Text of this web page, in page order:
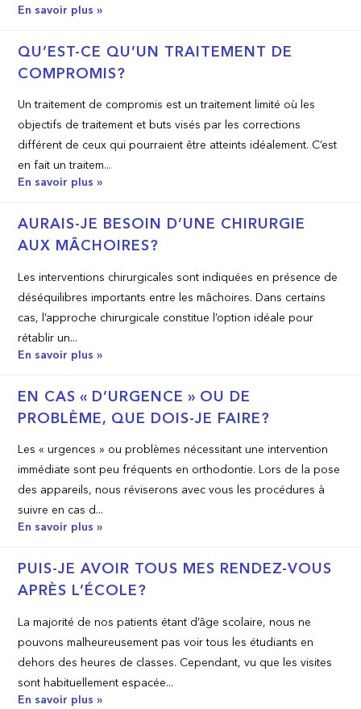
En savoir plus »
QU’EST-CE QU’UN TRAITEMENT DE
COMPROMIS?
Un traitement de compromis est un traitement limité où les
objectifs de traitement et buts visés par les corrections
différent de ceux qui pourraient être atteints idéalement. C’est
en fait un traitem...
En savoir plus »
AURAIS-JE BESOIN D’UNE CHIRURGIE
AUX MÂCHOIRES?
Les interventions chirurgicales sont indiquées en présence de
déséquilibres importants entre les mâchoires. Dans certains
cas, l’approche chirurgicale constitue l’option idéale pour
rétablir un...
En savoir plus »
EN CAS « D’URGENCE » OU DE
PROBLÈME, QUE DOIS-JE FAIRE?
Les « urgences » ou problèmes nécessitant une intervention
immédiate sont peu fréquents en orthodontie. Lors de la pose
des appareils, nous réviserons avec vous les procédures à
suivre en cas d...
En savoir plus »
PUIS-JE AVOIR TOUS MES RENDEZ-VOUS
APRÈS L’ÉCOLE?
La majorité de nos patients étant d’âge scolaire, nous ne
pouvons malheureusement pas voir tous les étudiants en
dehors des heures de classes. Cependant, vu que les visites
sont habituellement espacée...
En savoir plus »